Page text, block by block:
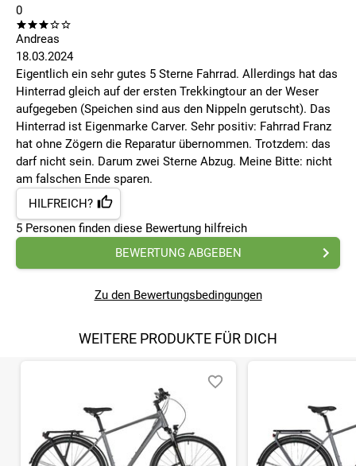
0
Andreas
18.03.2024
Eigentlich ein sehr gutes 5 Sterne Fahrrad. Allerdings hat das
Hinterrad gleich auf der ersten Trekkingtour an der Weser
aufgegeben (Speichen sind aus den Nippeln gerutscht). Das
Hinterrad ist Eigenmarke Carver. Sehr positiv: Fahrrad Franz
hat ohne Zögern die Reparatur übernommen. Trotzdem: das
darf nicht sein. Darum zwei Sterne Abzug. Meine Bitte: nicht
am falschen Ende sparen.
HILFREICH?
5 Personen finden diese Bewertung hilfreich
BEWERTUNG ABGEBEN
Zu den Bewertungsbedingungen
WEITERE PRODUKTE FÜR DICH